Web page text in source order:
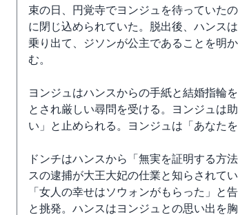
束の日、円覚寺でヨンジュを待っていた
に閉じ込められていた。脱出後、ハンス
乗り出て、ジソンが公主であることを明
む。
ヨンジュはハンスからの手紙と結婚指輪
とされ厳しい尋問を受ける。ヨンジュは
い」と止められる。ヨンジュは「あなた
ドンチはハンスから「無実を証明する方
スの逮捕が大王大妃の仕業と知らされて
「女人の幸せはソウォンがもらった」と
と挑発。ハンスはヨンジュとの思い出を胸